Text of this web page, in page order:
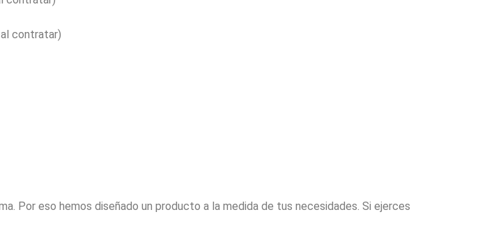
contratar)
Por eso hemos diseñado un producto a la medida de tus necesidades. Si ejerces